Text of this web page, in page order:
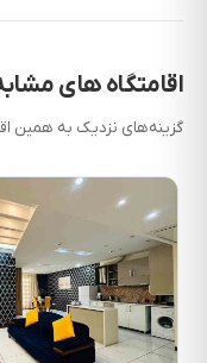
اقامتگاه های
گزینه‌های نزدیک به همین